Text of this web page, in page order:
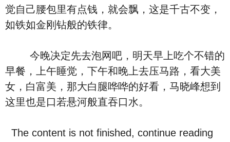
觉自己腰包里有点钱，就会飘，这是千古不变，
如铁如金刚钻般的铁律。
今晚决定先去泡网吧，明天早上吃个不错的
早餐，上午睡觉，下午和晚上去压马路，看大美
女，白富美，那大白腿哗哗的好看，马晓峰想到
这里也是口若悬河般直吞口水。
The content is not finished, continue reading